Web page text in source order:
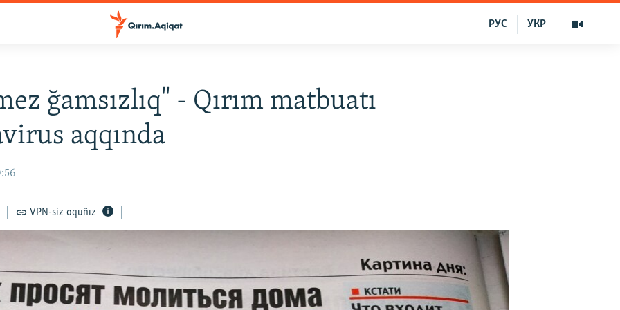
УКР
РУС
ğamsızlıq" - Qırım matbuatı
aqqında
VPN-siz oquñız